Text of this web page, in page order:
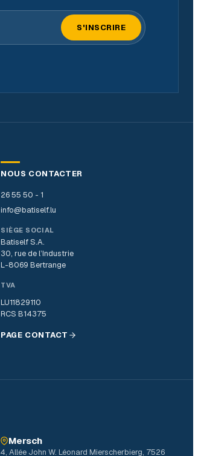
S'INSCRIRE
NOUS CONTACTER
26 55 50 - 1
info@batiself.lu
SIÈGE SOCIAL
Batiself S.A.
30, rue de l’Industrie
L-8069 Bertrange
TVA
LU11829110
RCS B14375
PAGE CONTACT
Mersch
4, Allée John W. Léonard Mierscherbierg, 7526